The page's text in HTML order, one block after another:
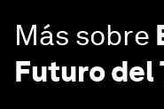
Más sobre
Futuro del